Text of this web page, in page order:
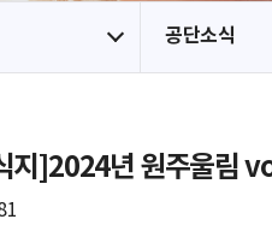
공단소식
지]2024년 원주울림